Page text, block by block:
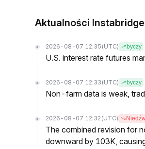
Aktualności
2026-08-07 12:35 (UTC) byczy
U.S. interest rate futures
2026-08-07 12:33 (UTC) byczy
Non-farm data is weak,
2026-08-07 12:32 (UTC)
The combined revision for
downward by 103K,